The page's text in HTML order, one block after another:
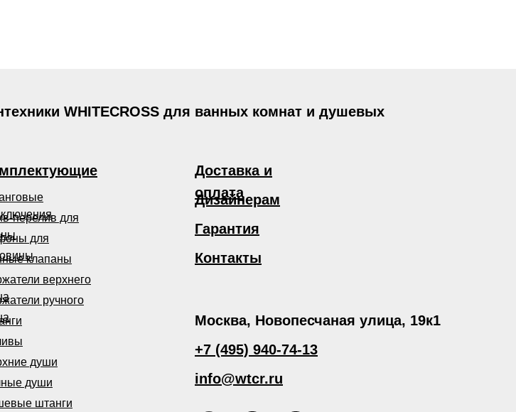
перелив для
для
клапаны
Дизайнерам
Доставка и
оплата
Гарантия
Контакты
верхнего
ручного
души
души
Москва, Новопесчаная улица, 19к1
info@wtcr.ru
+7 (495) 940-74-13
штанги
WHITECROSS для ванных комнат и душевых